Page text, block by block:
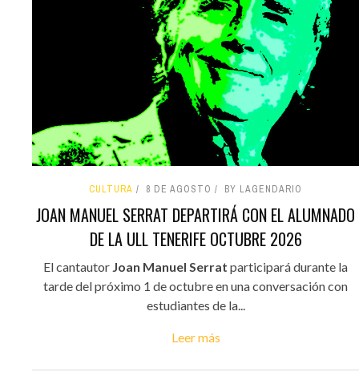
CULTURA 8 DE AGOSTO BY LAGENDARIO
JOAN MANUEL SERRAT DEPARTIRÁ CON EL ALUMNADO
DE LA ULL TENERIFE OCTUBRE 2026
El cantautor Joan Manuel Serrat participará durante la
tarde del próximo 1 de octubre en una conversación con
estudiantes de la...
Leer más